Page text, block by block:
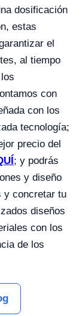
dosificación
estas
el
al tiempo
con
con los
tecnología;
precio del
; y podrás
y diseño
y concretar tu
diseños
con los
de los